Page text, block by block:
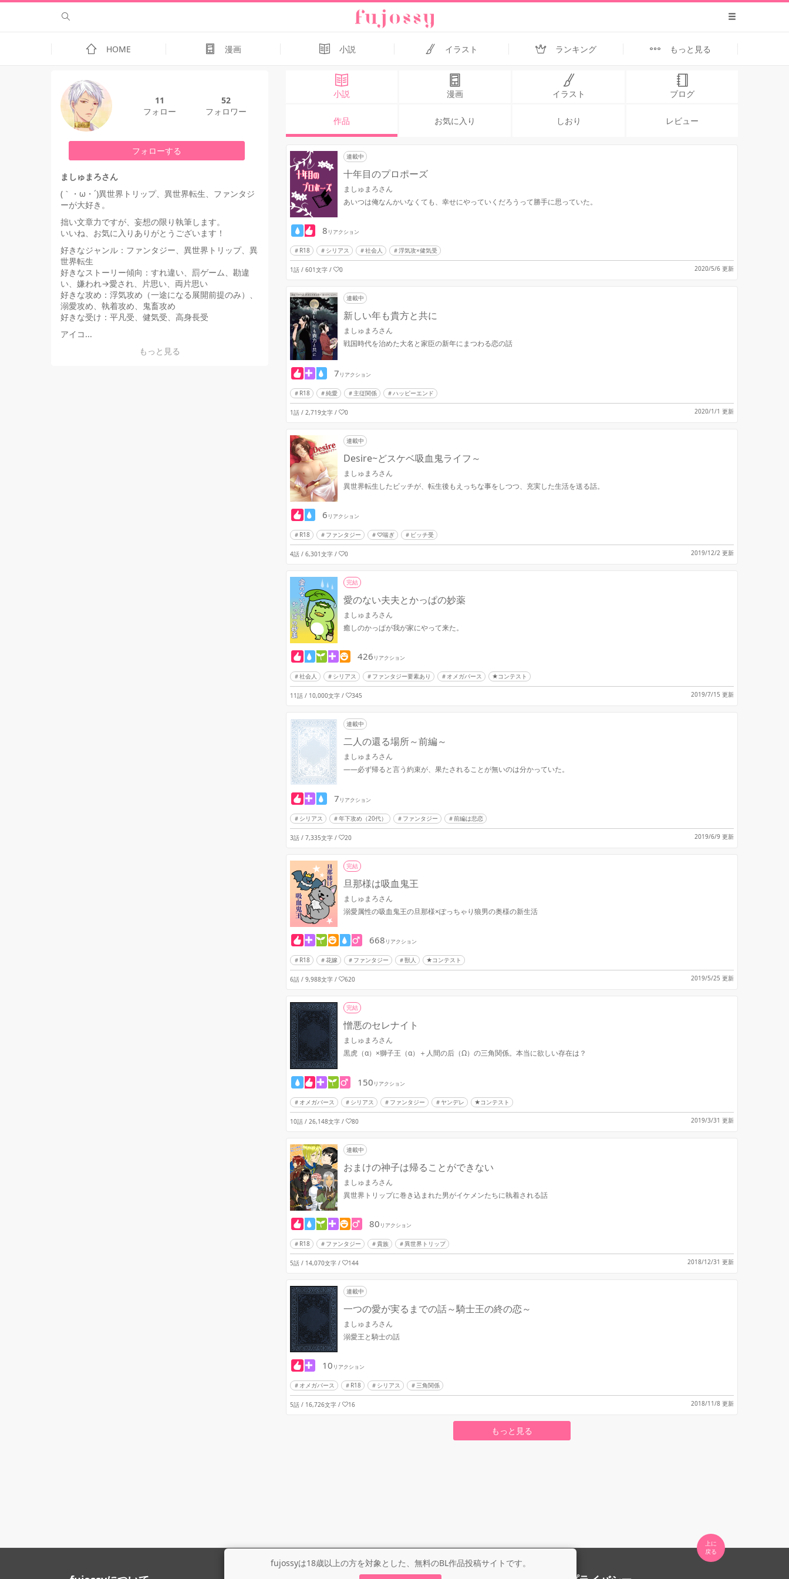
fujossyは18歳以上の方を対象とした、無料のBL作品投稿サイトです。
HOME 漫画 小説 イラスト ランキング もっと見る
11
フォロー
52
フォロワー
フォローする
ましゅまろさん
(｀・ω・´)異世界トリップ、異世界転生、ファンタジ
ーが大好き。
拙い文章力ですが、妄想の限り執筆します。
いいね、お気に入りありがとうございます！
好きなジャンル：ファンタジー、異世界トリップ、異
世界転生
好きなストーリー傾向：すれ違い、罰ゲーム、勘違
い、嫌われ→愛され、片思い、両片思い
好きな攻め：浮気攻め（一途になる展開前提のみ）、
溺愛攻め、執着攻め、鬼畜攻め
好きな受け：平凡受、健気受、高身長受
アイコ...
もっと見る
小説 漫画 イラスト ブログ
作品 お気に入り しおり レビュー
連載中
十年目のプロポーズ
ましゅまろさん
あいつは俺なんかいなくても、幸せにやっていくだろうって勝手に思っていた。
8 リアクション
R18 シリアス 社会人 浮気攻×健気受
1話 / 601文字/ 0 2020/5/6 更新
連載中
新しい年も貴方と共に
ましゅまろさん
戦国時代を治めた大名と家臣の新年にまつわる恋の話
7 リアクション
R18 純愛 主従関係 ハッピーエンド
1話 / 2,719文字/ 0 2020/1/1 更新
連載中
Desire~どスケベ吸血鬼ライフ～
ましゅまろさん
異世界転生したビッチが、転生後もえっちな事をしつつ、充実した生活を送る話。
6 リアクション
R18 ファンタジー ♡喘ぎ ビッチ受
4話 / 6,301文字/ 0 2019/12/2 更新
完結
愛のない夫夫とかっぱの妙薬
ましゅまろさん
癒しのかっぱが我が家にやって来た。
426 リアクション
社会人 シリアス ファンタジー要素あり オメガバース ★コンテスト
11話 / 10,000文字/ 345 2019/7/15 更新
連載中
二人の還る場所～前編～
ましゅまろさん
――必ず帰ると言う約束が、果たされることが無いのは分かっていた。
7 リアクション
シリアス 年下攻め（20代） ファンタジー 前編は悲恋
3話 / 7,335文字/ 20 2019/6/9 更新
完結
旦那様は吸血鬼王
ましゅまろさん
溺愛属性の吸血鬼王の旦那様×ぽっちゃり狼男の奥様の新生活
668 リアクション
R18 花嫁 ファンタジー 獣人 ★コンテスト
6話 / 9,988文字/ 620 2019/5/25 更新
完結
憎悪のセレナイト
ましゅまろさん
黒虎（α）×獅子王（α）＋人間の后（Ω）の三角関係。本当に欲しい存在は？
150 リアクション
オメガバース シリアス ファンタジー ヤンデレ ★コンテスト
10話 / 26,148文字/ 80 2019/3/31 更新
連載中
おまけの神子は帰ることができない
ましゅまろさん
異世界トリップに巻き込まれた男がイケメンたちに執着される話
80 リアクション
R18 ファンタジー 貴族 異世界トリップ
5話 / 14,070文字/ 144 2018/12/31 更新
連載中
一つの愛が実るまでの話～騎士王の終の恋～
ましゅまろさん
溺愛王と騎士の話
10 リアクション
オメガバース R18 シリアス 三角関係
5話 / 16,726文字/ 16 2018/11/8 更新
もっと見る
上に